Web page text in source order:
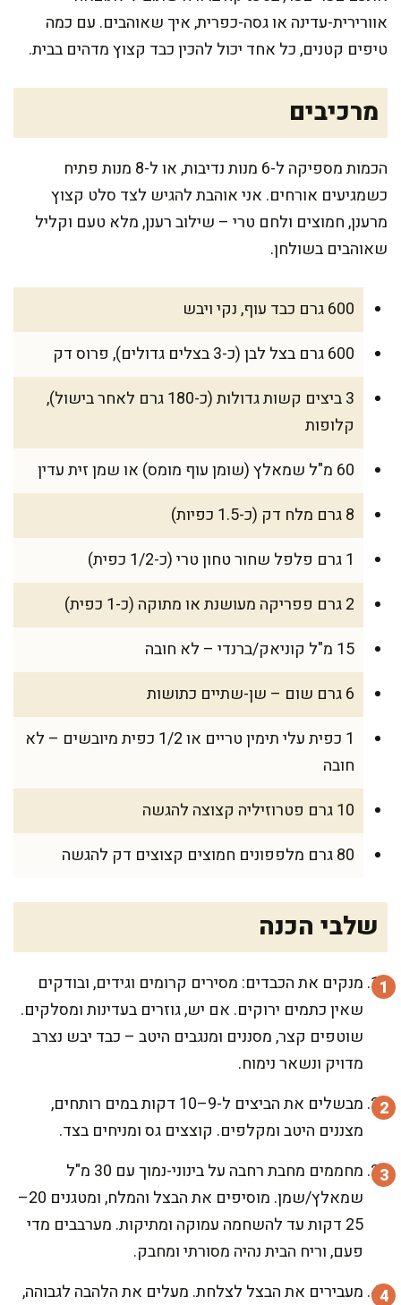
אוורירית-עדינה או גסה-כפרית, איך שאוהבים. עם כמה
טיפים קטנים, כל אחד יכול להכין כבד קצוץ מדהים בבית.
מרכיבים
הכמות מספיקה ל-6 מנות נדיבות, או ל-8 מנות פתיח
כשמגיעים אורחים. אני אוהבת להגיש לצד סלט קצוץ
מרענן, חמוצים ולחם טרי – שילוב רענן, מלא טעם וקליל
שאוהבים בשולחן.
600 גרם כבד עוף, נקי ויבש
600 גרם בצל לבן (כ-3 בצלים גדולים), פרוס דק
3 ביצים קשות גדולות (כ-180 גרם לאחר בישול),
קלופות
60 מ"ל שמאלץ (שומן עוף מומס) או שמן זית עדין
8 גרם מלח דק (כ-1.5 כפיות)
1 גרם פלפל שחור טחון טרי (כ-1/2 כפית)
2 גרם פפריקה מעושנת או מתוקה (כ-1 כפית)
15 מ"ל קוניאק/ברנדי – לא חובה
6 גרם שום – שן-שתיים כתושות
1 כפית עלי תימין טריים או 1/2 כפית מיובשים – לא
חובה
10 גרם פטרוזיליה קצוצה להגשה
80 גרם מלפפונים חמוצים קצוצים דק להגשה
שלבי הכנה
מנקים את הכבדים: מסירים קרומים וגידים, ובודקים
שאין כתמים ירוקים. אם יש, גוזרים בעדינות ומסלקים.
שוטפים קצר, מסננים ומנגבים היטב – כבד יבש נצרב
מדויק ונשאר נימוח.
מבשלים את הביצים ל-9–10 דקות במים רותחים,
מצננים היטב ומקלפים. קוצצים גס ומניחים בצד.
מחממים מחבת רחבה על בינוני-נמוך עם 30 מ"ל
שמאלץ/שמן. מוסיפים את הבצל והמלח, ומטגנים 20–
25 דקות עד להשחמה עמוקה ומתיקות. מערבבים מדי
פעם, וריח הבית נהיה מסורתי ומחבק.
מעבירים את הבצל לצלחת. מעלים את הלהבה לגבוהה,